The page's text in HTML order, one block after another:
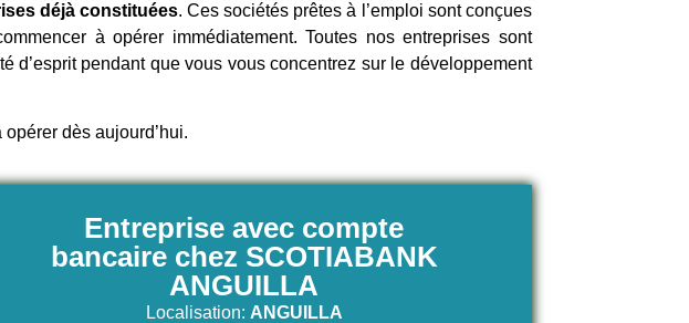
déjà constituées. Ces sociétés prêtes à l’emploi sont conçues
à opérer immédiatement. Toutes nos entreprises sont
d’esprit pendant que vous vous concentrez sur le développement
dès aujourd’hui.
Entreprise avec compte
bancaire chez SCOTIABANK
ANGUILLA
Localisation: ANGUILLA